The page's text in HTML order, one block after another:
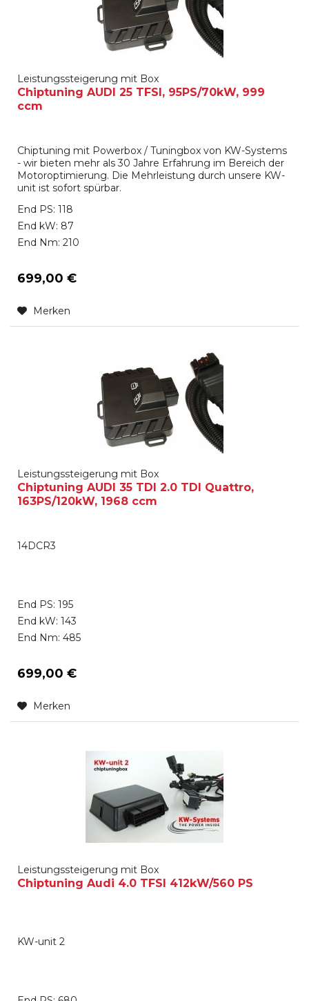
Leistungssteigerung mit Box
Chiptuning AUDI 25 TFSI, 95PS/70kW, 999
ccm
Chiptuning mit Powerbox / Tuningbox von KW-Systems
- wir bieten mehr als 30 Jahre Erfahrung im Bereich der
Motoroptimierung. Die Mehrleistung durch unsere KW-
unit ist sofort spürbar.
End PS: 118
End kW: 87
End Nm: 210
699,00 €
Merken
Leistungssteigerung mit Box
Chiptuning AUDI 35 TDI 2.0 TDI Quattro,
163PS/120kW, 1968 ccm
14DCR3
End PS: 195
End kW: 143
End Nm: 485
699,00 €
Merken
Leistungssteigerung mit Box
Chiptuning Audi 4.0 TFSI 412kW/560 PS
KW-unit 2